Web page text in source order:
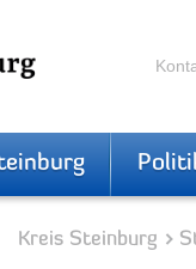
Kreis Steinburg